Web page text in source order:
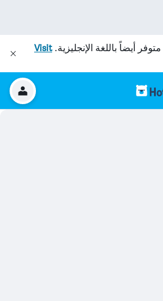
متوفر أيضاً باللغة الإنجليزية.Visit